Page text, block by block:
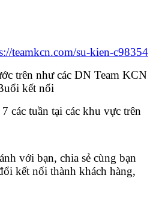
teamkcn.com/su-kien-c98354
trên như các DN Team KCN
kết nối
các tuần tại các khu vực trên
với bạn, chia sẻ cùng bạn
kết nối thành khách hàng,